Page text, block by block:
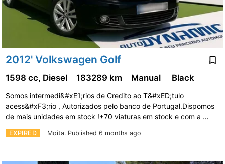
2012' Volkswagen Golf
EXPIRED Moita. Published 6 months ago
1598 cc, Diesel 183289 km Manual Black
Somos intermedi&#xE1;rios de Credito ao T&#xED;tulo
acess&#xF3;rio , Autorizados pelo banco de Portugal.Dispomos
de mais unidades em stock !+70 viaturas em stock e com a …